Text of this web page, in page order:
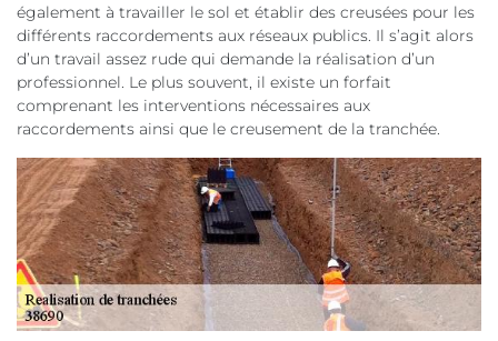
également à travailler le sol et établir des creusées pour les
différents raccordements aux réseaux publics. Il s’agit alors
d’un travail assez rude qui demande la réalisation d’un
professionnel. Le plus souvent, il existe un forfait
comprenant les interventions nécessaires aux
raccordements ainsi que le creusement de la tranchée.